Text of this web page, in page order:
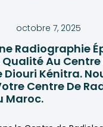
octobre 7, 2025
Radiographie
Au Centre
Diouri Kénitra.
Centre De
Maroc.